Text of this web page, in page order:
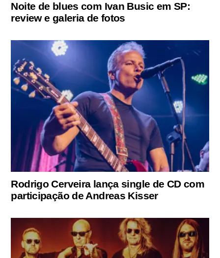
Noite de blues com Ivan Busic em SP:
review e galeria de fotos
Rodrigo Cerveira lança single de CD com
participação de Andreas Kisser